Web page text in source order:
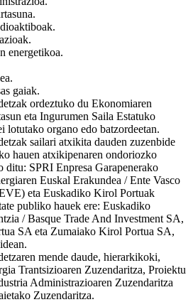
energetikoa.
gaiak.
ordeztuko du Ekonomiaren
eta Ingurumen Saila Estatuko
lotutako organo edo batzordeetan.
sailari atxikita dauden zuzenbide
hauen atxikipenaren ondoriozko
ditu: SPRI Enpresa Garapenerako
Euskal Erakundea / Ente Vasco
eta Euskadiko Kirol Portuak
publiko hauek ere: Euskadiko
/ Basque Trade And Investment SA,
SA eta Zumaiako Kirol Portua SA,
mende daude, hierarkikoki,
Trantsizioaren Zuzendaritza, Proiektu
Administrazioaren Zuzendaritza
Zuzendaritza.